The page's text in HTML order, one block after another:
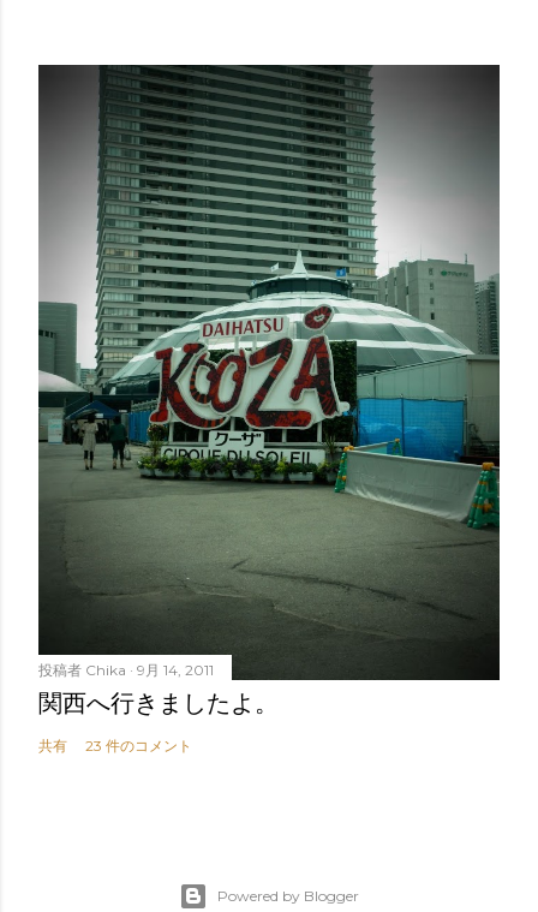
投稿者 Chika 9月 14, 2011
関西へ行きましたよ。
共有 23 件のコメント
Powered by Blogger